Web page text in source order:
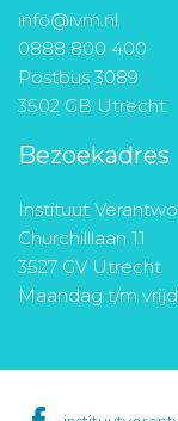
info@ivm.nl
0888 800 400
Postbus 3089
3502 GB Utrecht
Bezoekadres
Instituut
Churchilllaan 11
3527 GV Utrecht
Maandag t/m